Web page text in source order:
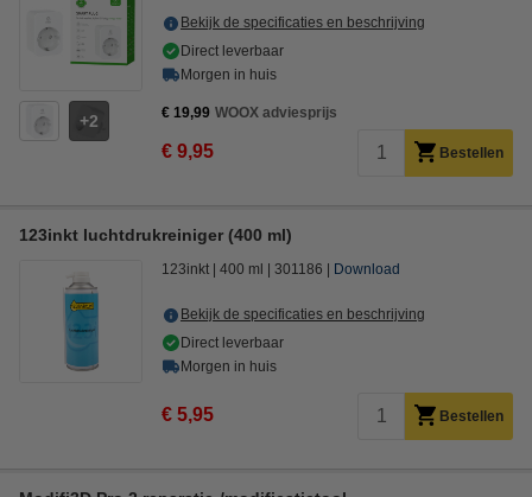
2
Bekijk de specificaties en beschrijving
Direct leverbaar
Morgen in huis
€ 19,99 WOOX adviesprijs
€ 9,95 Bestellen
123inkt luchtdrukreiniger (400 ml)
123inkt 400 ml 301186 Download
Bekijk de specificaties en beschrijving
Direct leverbaar
Morgen in huis
€ 5,95 Bestellen